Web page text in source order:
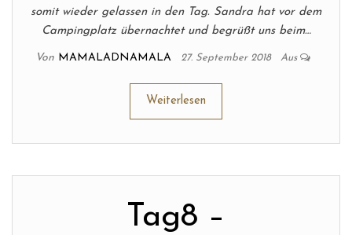
somit wieder gelassen in den Tag. Sandra hat vor dem
Campingplatz übernachtet und begrüßt uns beim…
Von MAMALADNAMALA 27. September 2018 Aus
Weiterlesen
Tag8 –